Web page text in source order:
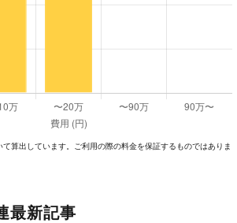
算出しています。ご利⽤の際の料⾦を保証するものではありま
最新記事